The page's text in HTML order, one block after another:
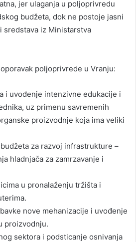
jer ulaganja u poljoprivredu
budžeta, dok ne postoje jasni
sredstava iz Ministarstva
poljoprivrede u Vranju:
i uvođenje intenzivne edukacije i
uz primenu savremenih
proizvodnje koja ima veliki
za razvoj infrastrukture –
hladnjača za zamrzavanje i
u pronalaženju tržišta i
nove mehanizacije i uvođenje
proizvodnju.
sektora i podsticanje osnivanja